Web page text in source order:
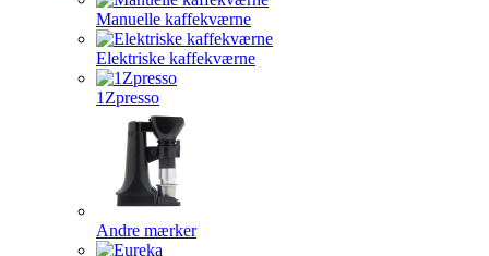
Manuelle kaffekværne
Elektriske kaffekværne
1Zpresso
Andre mærker